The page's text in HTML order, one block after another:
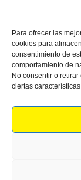
Para ofrecer las
cookies para
consentimiento de
comportamiento de
No consentir o
ciertas
Celaeno Comics -
POLÍTICA DE
CONDICIONES
DECLARACIÓN DE